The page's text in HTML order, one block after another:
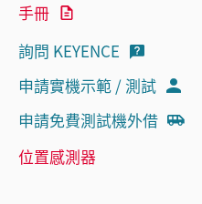
手冊
詢問 KEYENCE
申請實機示範 / 測試
申請免費測試機外借
位置感測器